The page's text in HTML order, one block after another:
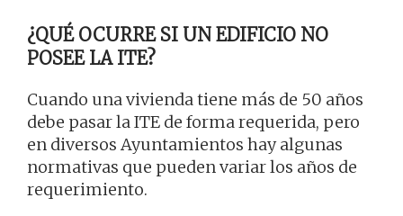
¿QUÉ OCURRE SI UN EDIFICIO NO
POSEE LA ITE?
Cuando una vivienda tiene más de 50 años
debe pasar la ITE de forma requerida, pero
en diversos Ayuntamientos hay algunas
normativas que pueden variar los años de
requerimiento.